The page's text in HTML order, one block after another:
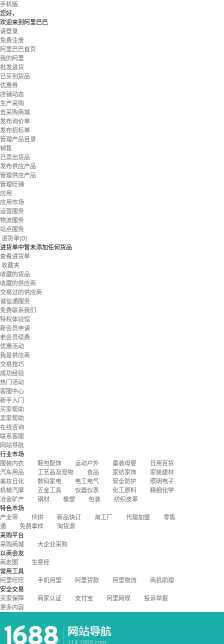
手机版
您好，
欢迎来到阿里巴巴
请登录
免费注册
阿里巴巴首页
我的阿里
批发进货
已买到货品
优惠券
店铺动态
生产采购
去采购商城
发布询价单
发布招标单
管理产品目录
销售
已卖出货品
发布供应产品
管理供应产品
管理旺铺
应用
应用市场
运营服务
物流服务
站点服务
进货单(0)
进货单中暂未添加任何货品
查看进货单
收藏夹
收藏的货品
收藏的供应商
交易过的供应商
诚信通服务
免费联系我们
特权体验馆
新会员申请
老会员续费
优惠活动
我是供应商
交易技巧
成功经验
热门活动
客服中心
新手入门
买家帮助
卖家帮助
在线咨询
联系客服
网站导航
行业市场
服装内衣
鞋包配饰 运动户外 童装母婴
日用百货
汽车用品
工艺品及宠物 食品 家纺家饰
家装建材
美妆日化
数码家电 电工电气 安全防护
照明电子
机械汽摩
五金工具 仪器仪表 化工原料
精细化学
冶金矿产
钢材 橡塑 包装
纺织皮革
特色市场
产业带
伙拼 新品快订 淘工厂 代理加盟
零售
通
免费拿样
淘货源
采购平台
采购商城
大企业采购
以商会友
商友圈
生意经
常用工具
阿里旺旺
手机阿里 阿里贷款 阿里物流
商机助理
安全交易
买家保障
商家认证 支付宝 阿里网规
投诉举报
更多内容